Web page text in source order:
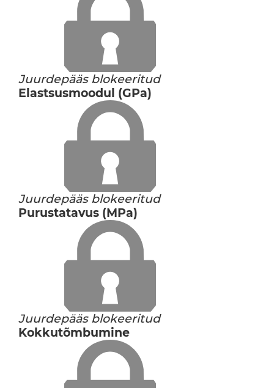
Juurdepääs blokeeritud
Elastsusmoodul (GPa)
Juurdepääs blokeeritud
Purustatavus (MPa)
Juurdepääs blokeeritud
Kokkutõmbumine